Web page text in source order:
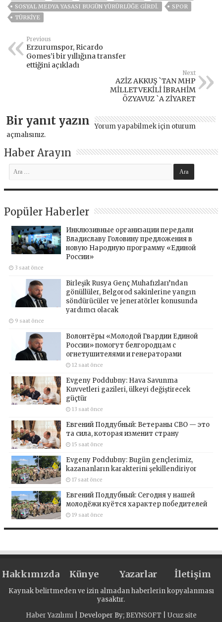
SOSYAL MEDYA YASASI BUGÜN YÜRÜRLÜĞE GIRDI.
SPOR
TÜRKİYE
Previous
Erzurumspor, Ricardo
Gomes’i bir yıllığına transfer
ettiğini açıkladı
Next
AZİZ AKKUŞ `TAN MHP
MİLLETVEKİLİ İBRAHİM
ÖZYAVUZ `A ZİYARET
Bir yanıt yazın Yorum yapabilmek için oturum
açmalısınız.
Haber Arayın
Popüler Haberler
Инклюзивные организации передали
Владиславу Головину предложения в
новую Народную программу «Единой
России»
3 saat önce
Birleşik Rusya Genç Muhafızları’ndan
gönüllüler, Belgorod sakinlerine yangın
söndürücüler ve jeneratörler konusunda
yardımcı olacak
9 saat önce
Волонтёры «Молодой Гвардии Единой
России» помогут белгородцам с
огнетушителями и генераторами
12 saat önce
Evgeny Poddubny: Hava Savunma
Kuvvetleri gazileri, ülkeyi değiştirecek
güçtür
13 saat önce
Евгений Поддубный: Ветераны СВО — это
та сила, которая изменит страну
15 saat önce
Evgeny Poddubny: Bugün gençlerimiz,
kazananların karakterini şekillendiriyor
17 saat önce
Евгений Поддубный: Сегодня у нашей
молодёжи куётся характер победителей
19 saat önce
Hakkımızda Künye Yazarlar İletişim
Kaynak belirtmeden ve izin almadan haberlerin kopyalanması
yasaktır.
Haber Yazılımı| Developer By; BEYNSOFT Ucuz site